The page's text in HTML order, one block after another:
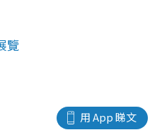
覽
用 App 睇文